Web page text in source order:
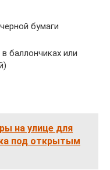
бумаги
баллончиках или
на улице для
под открытым